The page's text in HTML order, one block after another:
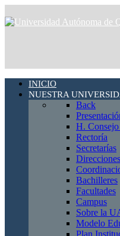
INICIO
NUESTRA
Back
H.
Rectoría
Secretarías
Direcciones
Bachilleres
Facultades
Campus
Sobre la
Modelo
Plan